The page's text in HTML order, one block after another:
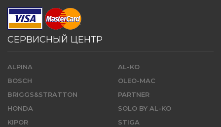
СЕРВИСНЫЙ ЦЕНТР
ALPINA
BOSCH
BRIGGS&STRATTON
HONDA
KIPOR
AL-KO
OLEO-MAC
PARTNER
SOLO BY AL-KO
STIGA